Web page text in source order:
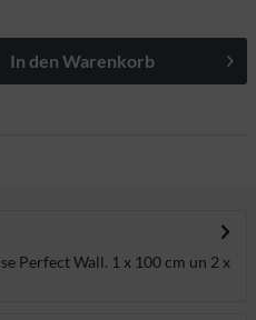
In den Warenkorb
Perfect Wall. 1 x 100 cm un 2 x